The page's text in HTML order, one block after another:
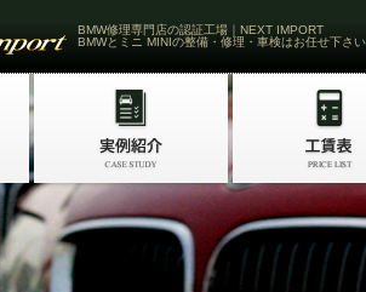
BMW修理専門店の認証工場｜NEXT IMPORT
BMWとミニ MINIの整備・修理・車検はお任せ下さい